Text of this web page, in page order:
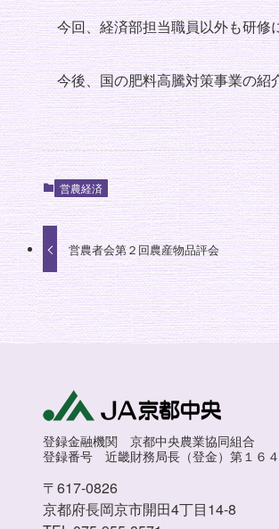
今回、経済部担当職員以外も研修
今後、国の肥料高騰対策事業の紹
営農経済
営農者会第２回農産物品評会
登録金融機関 京都中央農業協同組合
登録番号 近畿財務局長（登金）第１６
〒617-0826
京都府長岡京市開田4丁目14-8